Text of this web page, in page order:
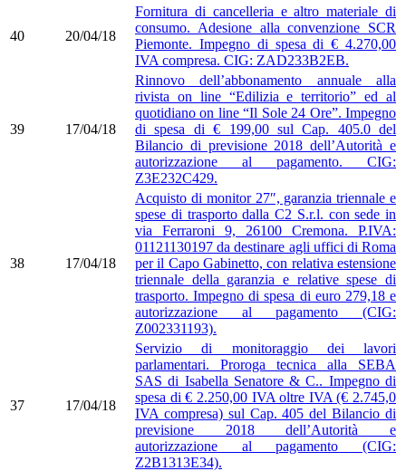
40 20/04/18
Fornitura di cancelleria e altro materiale di
consumo. Adesione alla convenzione SCR
Piemonte. Impegno di spesa di € 4.270,00
IVA compresa. CIG: ZAD233B2EB.
39 17/04/18
Rinnovo dell’abbonamento annuale alla
rivista on line “Edilizia e territorio” ed al
quotidiano on line “Il Sole 24 Ore”. Impegno
di spesa di € 199,00 sul Cap. 405.0 del
Bilancio di previsione 2018 dell’Autorità e
autorizzazione al pagamento. CIG:
Z3E232C429.
38 17/04/18
Acquisto di monitor 27″, garanzia triennale e
spese di trasporto dalla C2 S.r.l. con sede in
via Ferraroni 9, 26100 Cremona. P.IVA:
01121130197 da destinare agli uffici di Roma
per il Capo Gabinetto, con relativa estensione
triennale della garanzia e relative spese di
trasporto. Impegno di spesa di euro 279,18 e
autorizzazione al pagamento (CIG:
Z002331193).
37 17/04/18
Servizio di monitoraggio dei lavori
parlamentari. Proroga tecnica alla SEBA
SAS di Isabella Senatore & C.. Impegno di
spesa di € 2.250,00 IVA oltre IVA (€ 2.745,0
IVA compresa) sul Cap. 405 del Bilancio di
previsione 2018 dell’Autorità e
autorizzazione al pagamento (CIG:
Z2B1313E34).